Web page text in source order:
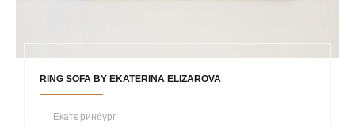
RING SOFA BY EKATERINA ELIZAROVA
Екатеринбург